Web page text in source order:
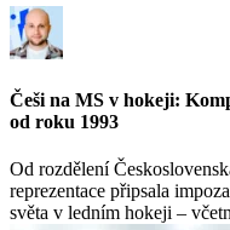
Češi na MS v hokeji:
od roku 1993
Od rozdělení
reprezentace připsala
světa v ledním hokeji –